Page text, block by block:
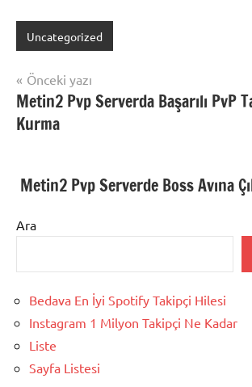
Uncategorized
Yazı
gezinmesi
Önceki yazı
Metin2 Pvp Serverda Başarılı PvP
Kurma
Metin2 Pvp Serverde Boss Avına
Ara
Bedava En İyi Spotify Takipçi Hilesi
Instagram 1 Milyon Takipçi Ne Kadar
Liste
Sayfa Listesi